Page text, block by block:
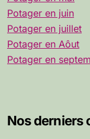
Potager en juin
Potager en juillet
Potager en Aôut
Potager en
Nos derniers